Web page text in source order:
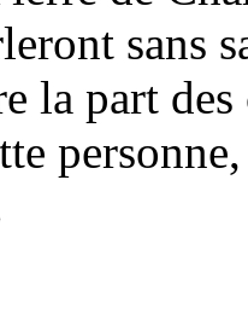
sans
la part